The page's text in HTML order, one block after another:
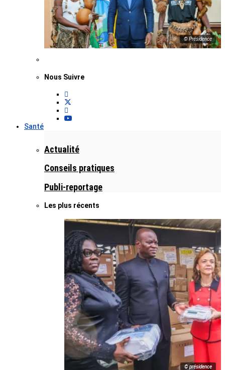
© Présidence
Nous Suivre
Santé
Actualité
Conseils pratiques
Publi-reportage
Les plus récents
© présidence